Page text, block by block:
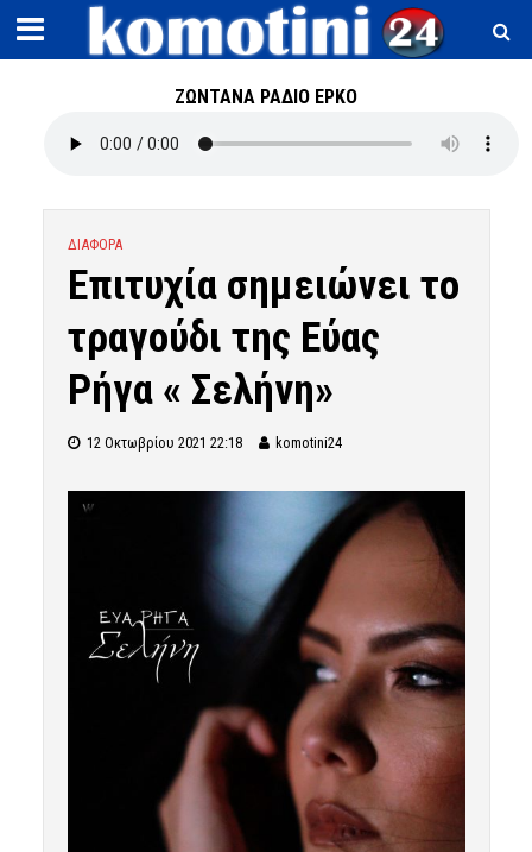
ΖΩΝΤΑΝΑ ΡΑΔΙΟ ΕΡΚΟ
ΔΙΑΦΟΡΑ
Επιτυχία σημειώνει το
τραγούδι της Εύας
Ρήγα « Σελήνη»
12 Οκτωβρίου 2021 22:18 komotini24